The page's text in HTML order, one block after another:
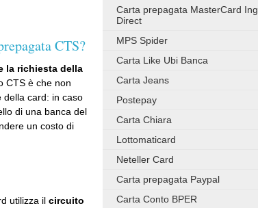
Carta prepagata MasterCard Ing
Direct
MPS Spider
Carta Like Ubi Banca
Carta Jeans
Postepay
Carta Chiara
Lottomaticard
Neteller Card
Carta prepagata Paypal
Carta Conto BPER
CTS?
la richiesta della
CTS è che non
della card: in caso
di una banca del
un costo di
utilizza il circuito